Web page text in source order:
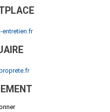
entretien.fr